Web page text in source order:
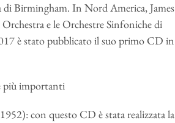
Birmingham. In Nord America, James
e le Orchestre Sinfoniche di
è stato pubblicato il suo primo CD in
più importanti
con questo CD è stata realizzata la